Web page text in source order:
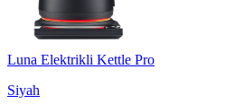
Luna Elektrikli Kettle Pro
Siyah